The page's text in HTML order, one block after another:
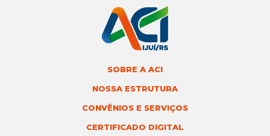
SOBRE A ACI
NOSSA ESTRUTURA
CONVÊNIOS E SERVIÇOS
CERTIFICADO DIGITAL